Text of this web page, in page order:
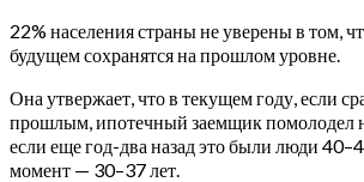
22% населения страны не уверены в том,
будущем сохранятся на прошлом уровне.
Она утвержает, что в текущем году, если
прошлым, ипотечный заемщик помолодел
если еще год-два назад это были люди
момент — 30–37 лет.